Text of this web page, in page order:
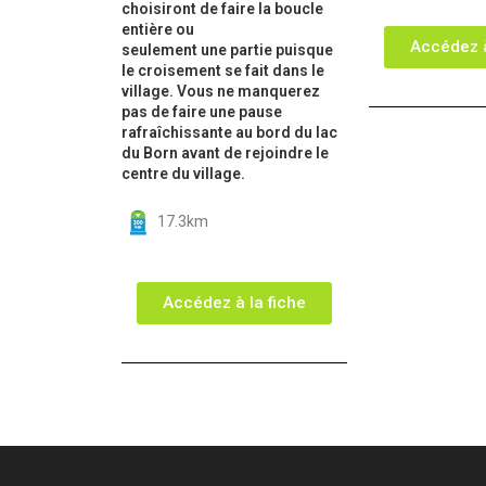
choisiront de faire la boucle
entière ou
seulement une partie puisque
le croisement se fait dans le
village. Vous ne manquerez
pas de faire une pause
rafraîchissante au bord du lac
du Born avant de rejoindre le
centre du village.
17.3km
Accédez à la fiche
Accédez